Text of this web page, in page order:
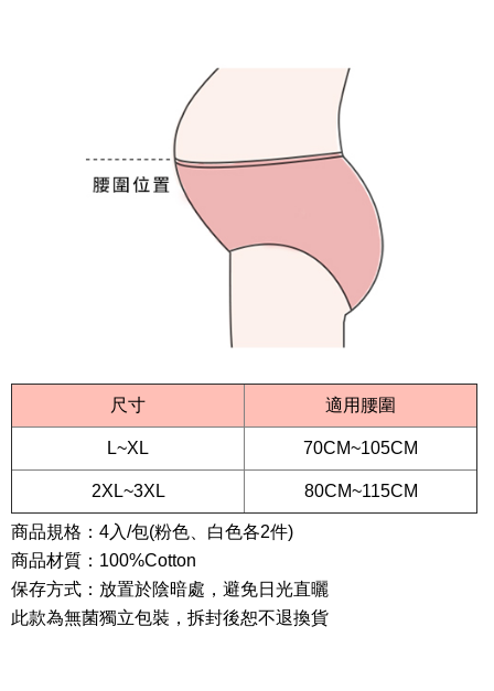
尺寸 適用腰圍
L~XL 70CM~105CM
2XL~3XL 80CM~115CM
商品規格：4入/包(粉色、白色各2件)
商品材質：100%Cotton
保存方式：放置於陰暗處，避免日光直曬
此款為無菌獨立包裝，拆封後恕不退換貨